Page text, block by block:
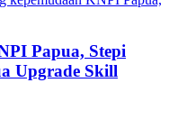
Papua, Stepi
Upgrade Skill